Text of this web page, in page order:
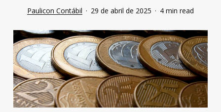
Paulicon Contábil 29 de abril de 2025 4 min read